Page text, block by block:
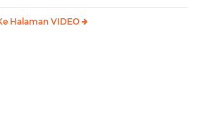
Halaman VIDEO